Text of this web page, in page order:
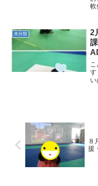
軟
ポ
た
未分類
2
す
８
援